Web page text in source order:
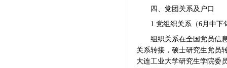
四、党团关系及户口
1.党组织关系（6月中下
组织关系在全国党员信
关系转接，硕士研究生党员
大连工业大学研究生学院委